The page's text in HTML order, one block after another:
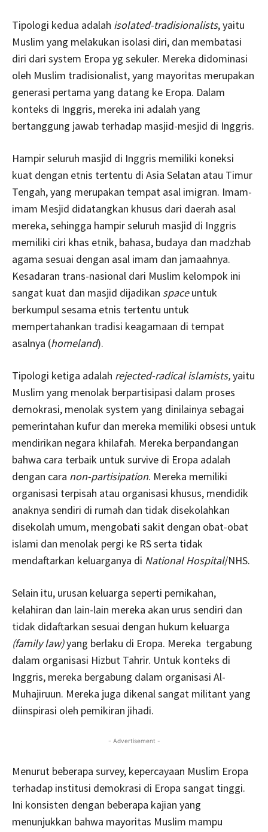
Tipologi kedua adalah isolated-tradisionalists, yaitu
Muslim yang melakukan isolasi diri, dan membatasi
diri dari system Eropa yg sekuler. Mereka didominasi
oleh Muslim tradisionalist, yang mayoritas merupakan
generasi pertama yang datang ke Eropa. Dalam
konteks di Inggris, mereka ini adalah yang
bertanggung jawab terhadap masjid-mesjid di Inggris.
Hampir seluruh masjid di Inggris memiliki koneksi
kuat dengan etnis tertentu di Asia Selatan atau Timur
Tengah, yang merupakan tempat asal imigran. Imam-
imam Mesjid didatangkan khusus dari daerah asal
mereka, sehingga hampir seluruh masjid di Inggris
memiliki ciri khas etnik, bahasa, budaya dan madzhab
agama sesuai dengan asal imam dan jamaahnya.
Kesadaran trans-nasional dari Muslim kelompok ini
sangat kuat dan masjid dijadikan spaceuntuk
berkumpul sesama etnis tertentu untuk
mempertahankan tradisi keagamaan di tempat
asalnya (homeland).
Tipologi ketiga adalah rejected-radical islamists,yaitu
Muslim yang menolak berpartisipasi dalam proses
demokrasi, menolak system yang dinilainya sebagai
pemerintahan kufur dan mereka memiliki obsesi untuk
mendirikan negara khilafah. Mereka berpandangan
bahwa cara terbaik untuk survive di Eropa adalah
dengan cara non-partisipation. Mereka memiliki
organisasi terpisah atau organisasi khusus, mendidik
anaknya sendiri di rumah dan tidak disekolahkan
disekolah umum, mengobati sakit dengan obat-obat
islami dan menolak pergi ke RS serta tidak
mendaftarkan keluarganya di National Hospital/NHS.
Selain itu, urusan keluarga seperti pernikahan,
kelahiran dan lain-lain mereka akan urus sendiri dan
tidak didaftarkan sesuai dengan hukum keluarga
(family law)yang berlaku di Eropa. Mereka tergabung
dalam organisasi Hizbut Tahrir. Untuk konteks di
Inggris, mereka bergabung dalam organisasi Al-
Muhajiruun. Mereka juga dikenal sangat militant yang
diinspirasi oleh pemikiran jihadi.
- Advertisement -
Menurut beberapa survey, kepercayaan Muslim Eropa
terhadap institusi demokrasi di Eropa sangat tinggi.
Ini konsisten dengan beberapa kajian yang
menunjukkan bahwa mayoritas Muslim mampu